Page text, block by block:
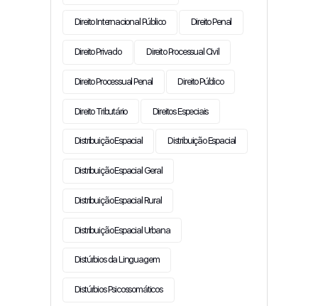
Direito Internacional Público Direito Penal
Direito Privado Direito Processual Civil
Direito Processual Penal Direito Público
Direito Tributário Direitos Especiais
Distribuição Espacial Distribuição Espacial
Distribuição Espacial Geral
Distribuição Espacial Rural
Distribuição Espacial Urbana
Distúrbios da Linguagem
Distúrbios Psicossomáticos